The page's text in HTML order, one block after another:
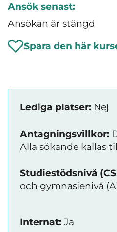
Ansök senast:
Ansökan är stängd
Spara den här
Lediga platser: Nej
Antagningsvillkor:
Alla sökande kallas
Studiestödsnivå
och gymnasienivå
Internat: Ja